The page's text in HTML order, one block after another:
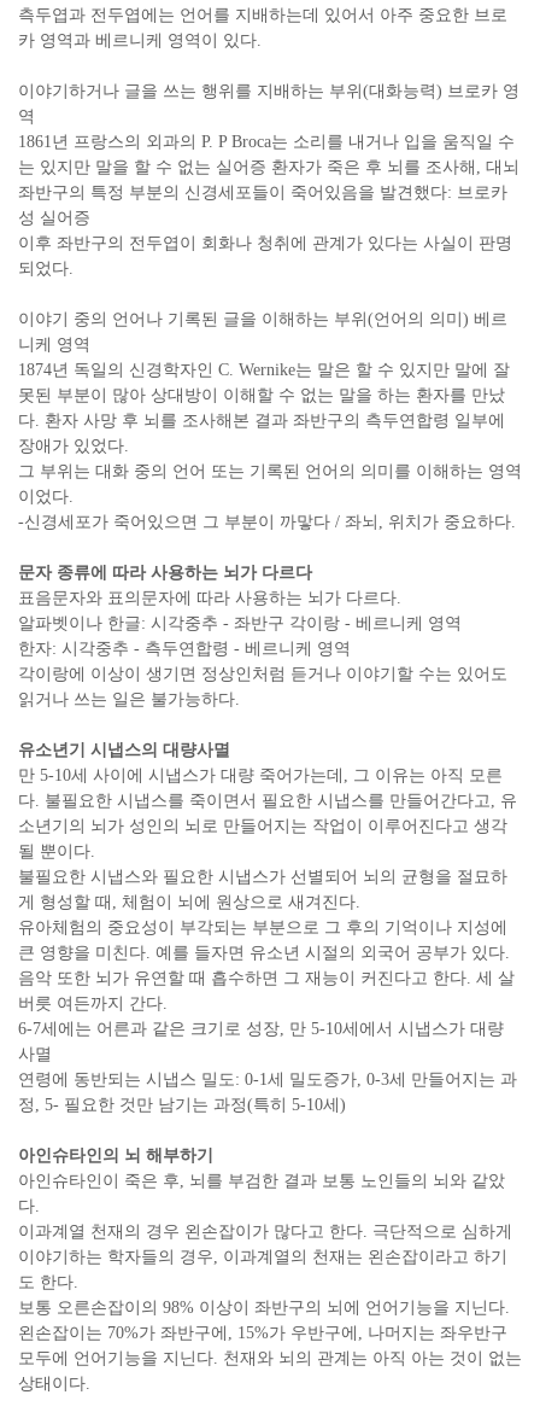
측두엽과 전두엽에는 언어를 지배하는데 있어서 아주 중요한 브로
카 영역과 베르니케 영역이 있다.
이야기하거나 글을 쓰는 행위를 지배하는 부위(대화능력) 브로카 영
역
1861년 프랑스의 외과의 P. P Broca는 소리를 내거나 입을 움직일 수
는 있지만 말을 할 수 없는 실어증 환자가 죽은 후 뇌를 조사해, 대뇌
좌반구의 특정 부분의 신경세포들이 죽어있음을 발견했다: 브로카
성 실어증
이후 좌반구의 전두엽이 회화나 청취에 관계가 있다는 사실이 판명
되었다.
이야기 중의 언어나 기록된 글을 이해하는 부위(언어의 의미) 베르
니케 영역
1874년 독일의 신경학자인 C. Wernike는 말은 할 수 있지만 말에 잘
못된 부분이 많아 상대방이 이해할 수 없는 말을 하는 환자를 만났
다. 환자 사망 후 뇌를 조사해본 결과 좌반구의 측두연합령 일부에
장애가 있었다.
그 부위는 대화 중의 언어 또는 기록된 언어의 의미를 이해하는 영역
이었다.
-신경세포가 죽어있으면 그 부분이 까맣다 / 좌뇌, 위치가 중요하다.
문자 종류에 따라 사용하는 뇌가 다르다
표음문자와 표의문자에 따라 사용하는 뇌가 다르다.
알파벳이나 한글: 시각중추 - 좌반구 각이랑 - 베르니케 영역
한자: 시각중추 - 측두연합령 - 베르니케 영역
각이랑에 이상이 생기면 정상인처럼 듣거나 이야기할 수는 있어도
읽거나 쓰는 일은 불가능하다.
유소년기 시냅스의 대량사멸
만 5-10세 사이에 시냅스가 대량 죽어가는데, 그 이유는 아직 모른
다. 불필요한 시냅스를 죽이면서 필요한 시냅스를 만들어간다고, 유
소년기의 뇌가 성인의 뇌로 만들어지는 작업이 이루어진다고 생각
될 뿐이다.
불필요한 시냅스와 필요한 시냅스가 선별되어 뇌의 균형을 절묘하
게 형성할 때, 체험이 뇌에 원상으로 새겨진다.
유아체험의 중요성이 부각되는 부분으로 그 후의 기억이나 지성에
큰 영향을 미친다. 예를 들자면 유소년 시절의 외국어 공부가 있다.
음악 또한 뇌가 유연할 때 흡수하면 그 재능이 커진다고 한다. 세 살
버릇 여든까지 간다.
6-7세에는 어른과 같은 크기로 성장, 만 5-10세에서 시냅스가 대량
사멸
연령에 동반되는 시냅스 밀도: 0-1세 밀도증가, 0-3세 만들어지는 과
정, 5- 필요한 것만 남기는 과정(특히 5-10세)
아인슈타인의 뇌 해부하기
아인슈타인이 죽은 후, 뇌를 부검한 결과 보통 노인들의 뇌와 같았
다.
이과계열 천재의 경우 왼손잡이가 많다고 한다. 극단적으로 심하게
이야기하는 학자들의 경우, 이과계열의 천재는 왼손잡이라고 하기
도 한다.
보통 오른손잡이의 98% 이상이 좌반구의 뇌에 언어기능을 지닌다.
왼손잡이는 70%가 좌반구에, 15%가 우반구에, 나머지는 좌우반구
모두에 언어기능을 지닌다. 천재와 뇌의 관계는 아직 아는 것이 없는
상태이다.